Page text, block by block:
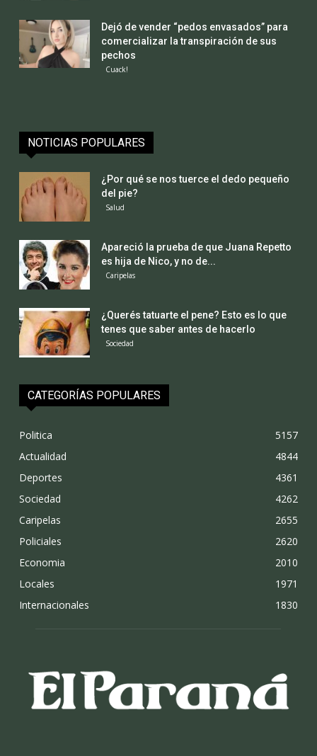
Dejó de vender “pedos envasados” para
comercializar la transpiración de sus
pechos
Cuack!
NOTICIAS POPULARES
¿Por qué se nos tuerce el dedo pequeño
del pie?
Salud
Apareció la prueba de que Juana Repetto
es hija de Nico, y no de...
Caripelas
¿Querés tatuarte el pene? Esto es lo que
tenes que saber antes de hacerlo
Sociedad
CATEGORÍAS POPULARES
Politica
5157
Actualidad
4844
Deportes
4361
Sociedad
4262
Caripelas
2655
Policiales
2620
Economia
2010
Locales
1971
Internacionales
1830